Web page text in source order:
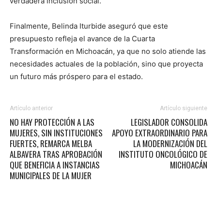
Finalmente, Belinda Iturbide aseguró que este
presupuesto refleja el avance de la Cuarta
Transformación en Michoacán, ya que no solo atiende las
necesidades actuales de la población, sino que proyecta
un futuro más próspero para el estado.
Artículo anterior
NO HAY PROTECCIÓN A LAS
MUJERES, SIN INSTITUCIONES
FUERTES, REMARCA MELBA
ALBAVERA TRAS APROBACIÓN
QUE BENEFICIA A INSTANCIAS
MUNICIPALES DE LA MUJER
Artículo siguiente
LEGISLADOR CONSOLIDA
APOYO EXTRAORDINARIO PARA
LA MODERNIZACIÓN DEL
INSTITUTO ONCOLÓGICO DE
MICHOACÁN